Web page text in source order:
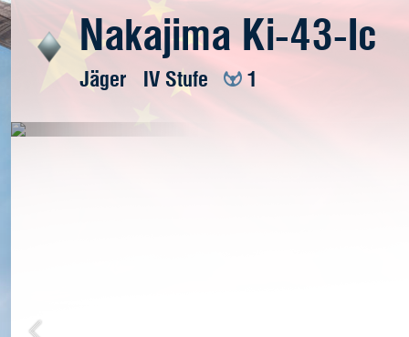
Nakajima Ki-43-Ic
Jäger IV Stufe 1